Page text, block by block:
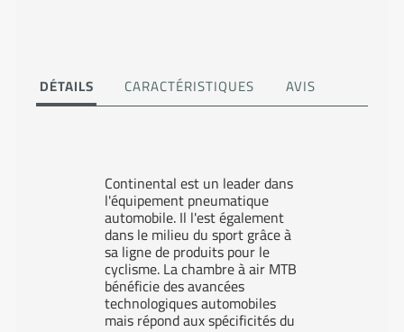
DÉTAILS CARACTÉRISTIQUES AVIS
Continental est un leader dans
l'équipement pneumatique
automobile. Il l'est également
dans le milieu du sport grâce à
sa ligne de produits pour le
cyclisme. La chambre à air MTB
bénéficie des avancées
technologiques automobiles
mais répond aux spécificités du